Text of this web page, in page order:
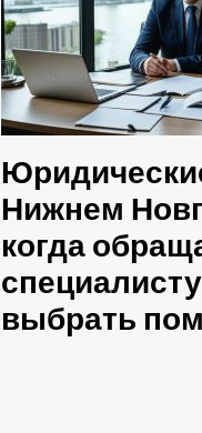
Нижнем
когда
выбрать